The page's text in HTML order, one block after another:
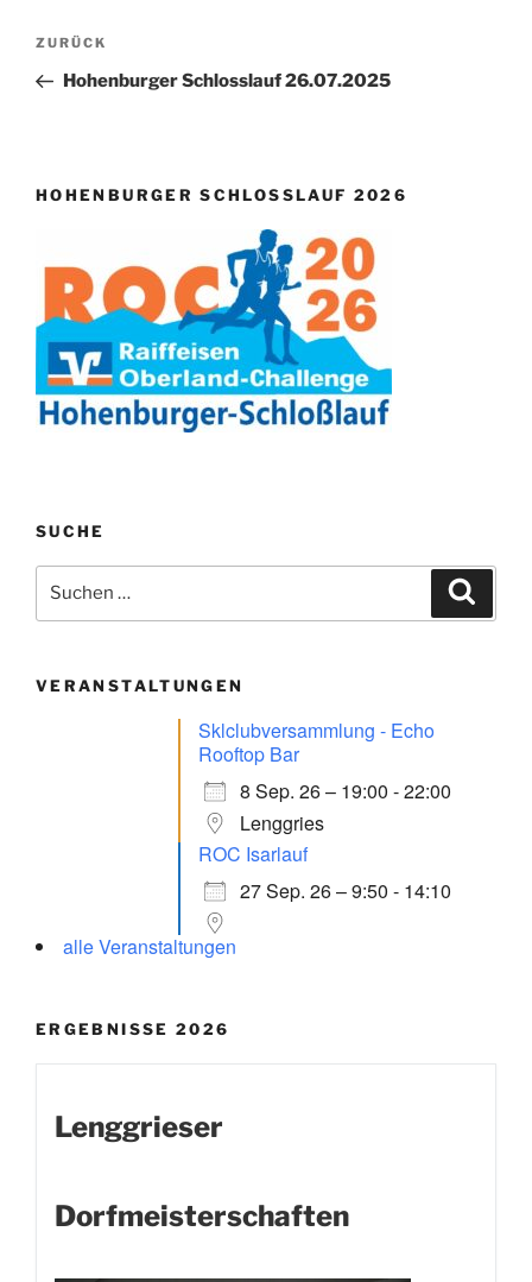
Beitragsnavigation
Vorheriger
Beitrag
ZURÜCK
Hohenburger Schlosslauf 26.07.2025
HOHENBURGER SCHLOSSLAUF 2026
SUCHE
nach:
VERANSTALTUNGEN
Sklclubversammlung - Echo
Rooftop Bar
8 Sep. 26 – 19:00 - 22:00
Lenggries
ROC Isarlauf
27 Sep. 26 – 9:50 - 14:10
alle Veranstaltungen
ERGEBNISSE 2026
Lenggrieser
Dorfmeisterschaften